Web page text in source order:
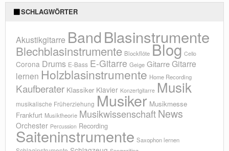
SCHLAGWÖRTER
Akustikgitarre BandBlasinstrumente
Blechblasinstrumente Blockflöte Blog Cello
Corona Drums E-Bass E-Gitarre Geige GitarreGitarre
lernen Holzblasinstrumente Home Recording
Kaufberater Klassiker Klavier Konzertgitarre Musik
musikalische Früherziehung Musiker Musikmesse
Frankfurt Musiktheorie MusikwissenschaftNews
Orchester Percussion Recording
Saiteninstrumente Saxophon lernen